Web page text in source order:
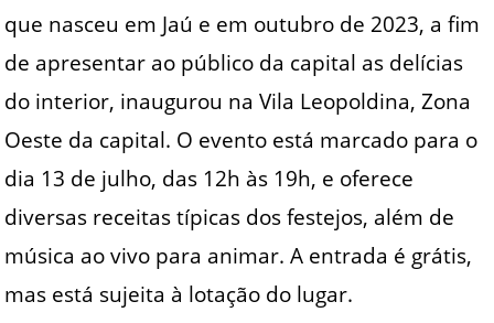
que nasceu em Jaú e em outubro de 2023, a fim
de apresentar ao público da capital as delícias
do interior, inaugurou na Vila Leopoldina, Zona
Oeste da capital. O evento está marcado para o
dia 13 de julho, das 12h às 19h, e oferece
diversas receitas típicas dos festejos, além de
música ao vivo para animar. A entrada é grátis,
mas está sujeita à lotação do lugar.